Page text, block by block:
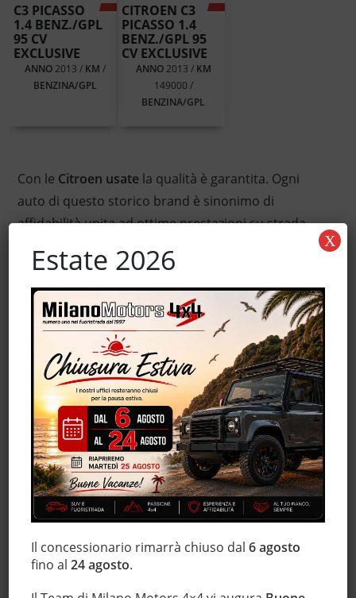
C3 PICASSO
1.4 BENZ./GPL
95 CV
EXCLUSIVE
ANNO2013 / KM /
BENZINA/GPL
CITROEN C3
PICASSO 1.4
BENZ./GPL 95
CV EXCLUSIVE
ANNO2013 / KM
149000 /
BENZINA/GPL
Con le Citroen usatela qualità è garantita. Ogni
auto di questo storico brand è sinonimo di
affidabilità unita ad ottime prestazioni su strada.
interessanti per tutti i tipi di guidatori, siano essi
alla ricerca di una vettura per la famiglia, sportiva o
destinata al lavoro.
Perché scegliere Citroen usate
I motivi per scegliere delle Citroen usate sono tanti
ma primo fra tutti è la loroversatilità. Le vetture di
questo importante marchio francese (che ha avuto
origine producendo ingranaggi e armamenti per la
guerra), sono pensate per regalare una buona
qualità a prezzi accessibili, nel pieno rispetto delle
idee dello storico fondatore André Citroën, il quale
aspirava a creare auto per tutti.
Il sogno dell’ingegnere francese è stato realizzato a
pieno, con unampia gamma di modelli
Estate 2026
Il concessionario rimarrà chiuso dal6 agosto
fino al24 agosto.
X